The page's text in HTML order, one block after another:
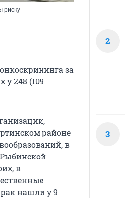
риску
за
у 248 (109
районе
в
Рыбинской
в
нашли у 9
2
3